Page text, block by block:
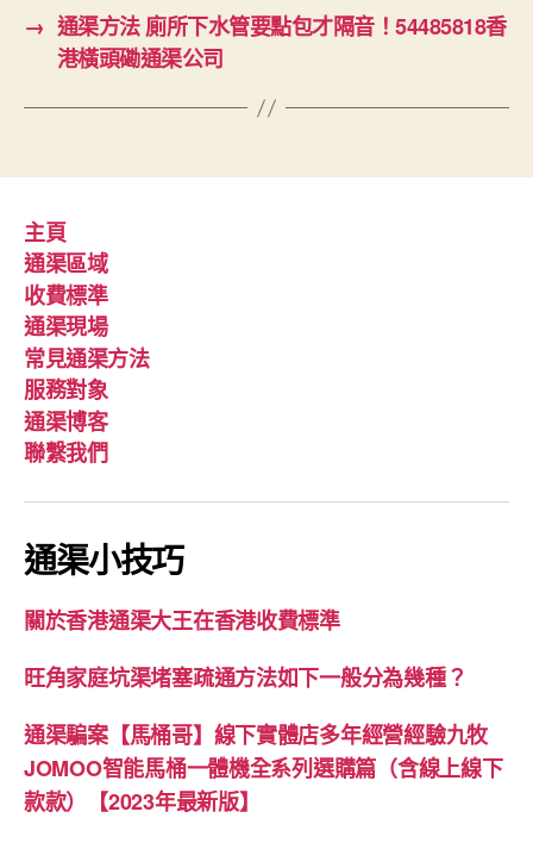
→ 通渠方法 廁所下水管要點包才隔音！54485818香
港橫頭磡通渠公司
主頁
通渠區域
收費標準
通渠現場
常見通渠方法
服務對象
通渠博客
聯繫我們
通渠小技巧
關於香港通渠大王在香港收費標準
旺角家庭坑渠堵塞疏通方法如下一般分為幾種？
通渠騙案【馬桶哥】線下實體店多年經營經驗九牧
JOMOO智能馬桶一體機全系列選購篇（含線上線下
款款）【2023年最新版】